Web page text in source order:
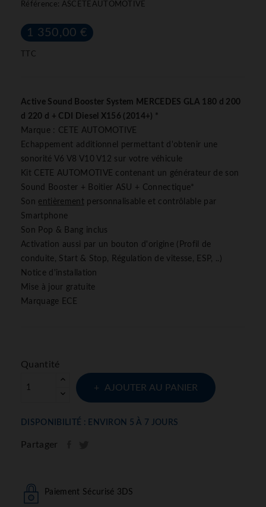
Référence: ASCETEAUTOMOTIVE
1 350,00 €
TTC
Active Sound Booster System MERCEDES GLA 180 d 200
d 220 d + CDI Diesel X156 (2014+) *
Marque : CETE AUTOMOTIVE
Echappement additionnel permettant d'obtenir une
sonorité V6 V8 V10 V12 sur votre véhicule
Kit CETE AUTOMOTIVE contenant un générateur de son
Sound Booster + Boitier ASU + Connectique*
Son entièrementpersonnalisable et contrôlable par
Smartphone
Son Pop & Bang inclus
Activation aussi par un bouton d'origine (Profil de
conduite, Start & Stop, Régulation de vitesse, ESP, ..)
Notice d'installation
Mise à jour gratuite
Marquage ECE
Quantité
AJOUTER AU PANIER
DISPONIBILITÉ : ENVIRON 5 À 7 JOURS
Partager
Paiement Sécurisé 3DS